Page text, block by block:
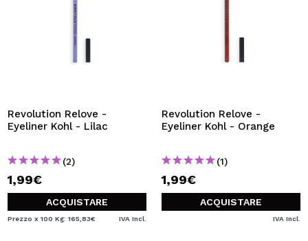
Revolution Relove -
Eyeliner Kohl - Lilac
(2)
1,99€
ACQUISTARE
Prezzo x 100 Kg: 165,83€ IVA Incl.
Revolution Relove -
Eyeliner Kohl - Orange
(1)
1,99€
ACQUISTARE
IVA Incl.